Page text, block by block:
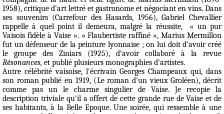
1958), critique d’art lettré et gastronome et négociant en vins. Dans
ses souvenirs (Carrefour des Hasards, 1956), Gabriel Chevallier
rappelle à quel point il demeura, malgré la réussite,
« un pur
Vaisois fidèle à Vaise ». « Flaubertiste raffiné », Marius Mermillon
fut un défenseur de la peinture lyonnaise ; on lui doit d’avoir créé
le groupe des Ziniars (1925), d’avoir collaboré à la revue
Résonances, et publié plusieurs monographies d’artistes.
Autre célébrité vaisoise, l'écrivain Georges Champeaux qui, dans
son roman publié en 1919, (Le roman d'un vieux Groléen), décrit
comme pas un le charme singulier de Vaise. Je recopie la
description triviale qu'il a offert de cette grande rue de Vaise et de
ses habitants, à la Belle Epoque. Une soirée, qui ressemble à une